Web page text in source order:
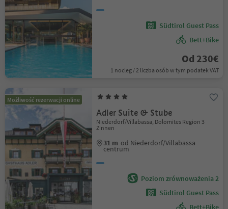
Südtirol Guest Pass
Bett+Bike
Od 230€
1 nocleg / 2 liczba osób w tym podatek VAT
Możliwość rezerwacji online
Adler Suite & Stube
Niederdorf/Villabassa, Dolomites Region 3
Zinnen
31 m od Niederdorf/Villabassa
centrum
Poziom zrównoważenia 2
Südtirol Guest Pass
Bett+Bike